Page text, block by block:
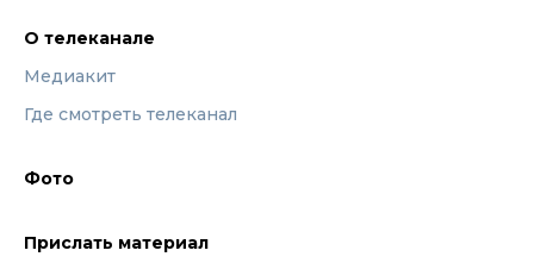
О телеканале
Медиакит
Где смотреть телеканал
Фото
Прислать материал